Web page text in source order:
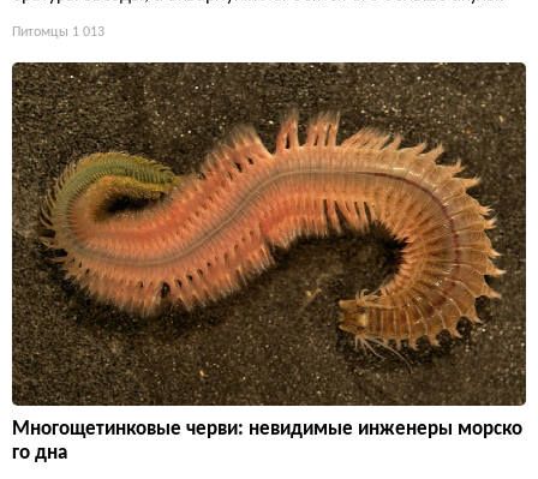
Питомцы 1 013
Многощетинковые черви: невидимые инженеры морско
го дна